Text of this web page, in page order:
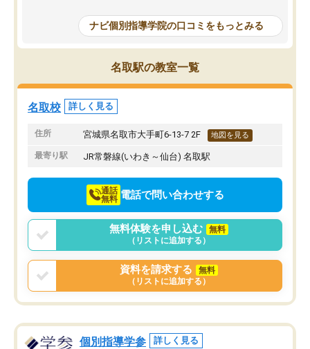
教室は少し狭い印象なので夜の時間帯
など生徒さんが多い時間帯は手狭では
ないかな？と感じます。
また駅前にあるのでアクセスは良いで
すが駐車場がないのでお迎えの際に近
隣のコインパーキングを利用または路
上駐車をするしかない点が少し不便で
方を丁寧に教えてくださ
が深まっていると感じま
熱心で、一人ひとりの苦
前より勉強に前向きに取
りたいと思える塾です。
ナビ個別指導学院の口コミをもっとみる
名取駅の教室一覧
名取校 詳しく見る
住所 宮城県名取市大手町6-13-7 2F 地図を見る
最寄り駅 JR常磐線(いわき～仙台) 名取駅
通話
無料 電話で問い合わせする
無料体験を申し込む
無料
（リストに追加する）
資料を請求する
無料
（リストに追加する）
個別指導学参 詳しく見る